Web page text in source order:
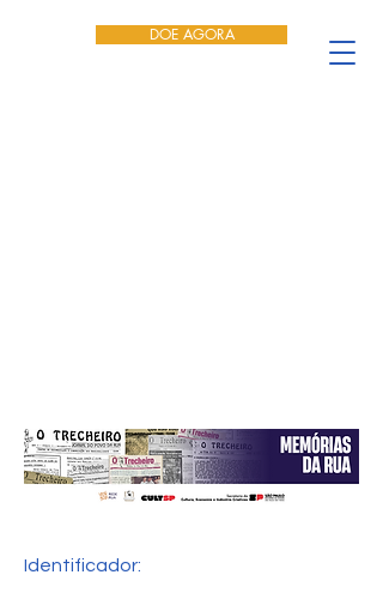
DOE AGORA
Identificador: